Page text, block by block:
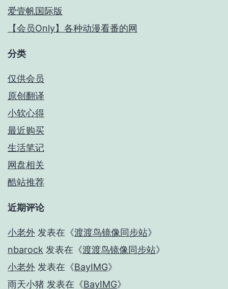
爱壹帆国际版
【会员Only】各种动漫看番的网
分类
仅供会员
原创翻译
小软心得
最近购买
生活笔记
网盘相关
酷站推荐
近期评论
小老外 发表在《渡渡鸟镜像同步站》
nbarock 发表在《渡渡鸟镜像同步站》
小老外 发表在《BayIMG》
雨天小猪 发表在《BayIMG》